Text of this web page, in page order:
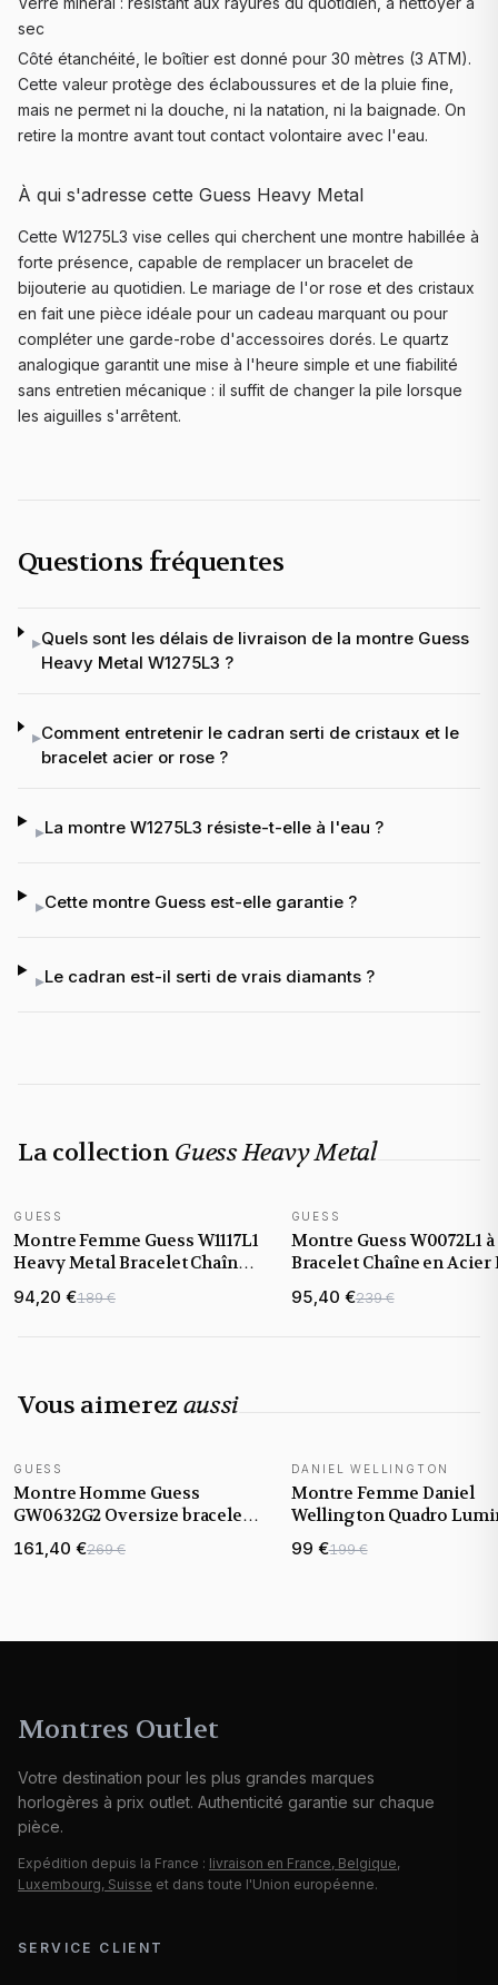
sec
Côté étanchéité, le boîtier est donné pour 30 mètres (3 ATM).
Cette valeur protège des éclaboussures et de la pluie fine,
mais ne permet ni la douche, ni la natation, ni la baignade. On
retire la montre avant tout contact volontaire avec l'eau.
À qui s'adresse cette Guess Heavy Metal
Cette W1275L3 vise celles qui cherchent une montre habillée à
forte présence, capable de remplacer un bracelet de
bijouterie au quotidien. Le mariage de l'or rose et des cristaux
en fait une pièce idéale pour un cadeau marquant ou pour
compléter une garde-robe d'accessoires dorés. Le quartz
analogique garantit une mise à l'heure simple et une fiabilité
sans entretien mécanique : il suffit de changer la pile lorsque
les aiguilles s'arrêtent.
Questions fréquentes
▸Quels sont les délais de livraison de la montre Guess
Heavy Metal W1275L3 ?
▸Comment entretenir le cadran serti de cristaux et le
bracelet acier or rose ?
▸La montre W1275L3 résiste-t-elle à l'eau ?
▸Cette montre Guess est-elle garantie ?
▸Le cadran est-il serti de vrais diamants ?
La collection Guess Heavy Metal
GUESS
Montre Femme Guess W1117L1
Heavy Metal Bracelet Chaîne
94,20 €189 €
GUESS
Montre Guess W0072L1 à
Bracelet Chaîne en Acier
95,40 €239 €
Vous aimerez aussi
NOUVEAUTÉ
GUESS
Montre Homme Guess
GW0632G2 Oversize bracelet
acier
161,40 €269 €
NOUVEAUTÉ
DANIEL WELLINGTON
Montre Femme Daniel
Wellington Quadro
DW00100578 cadran
bracelet acier
99 €199 €
Montres Outlet
Votre destination pour les plus grandes marques
horlogères à prix outlet. Authenticité garantie sur chaque
pièce.
Expédition depuis la France : livraison en France, Belgique,
Luxembourg, Suisse et dans toute l'Union européenne.
SERVICE CLIENT